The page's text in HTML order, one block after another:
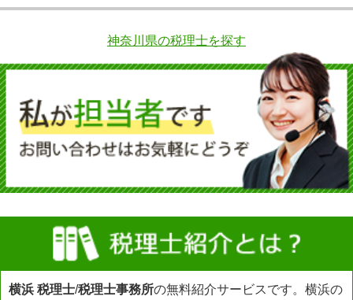
神奈川県の税理士を探す
横浜 税理士/税理士事務所の無料紹介サービスです。横浜の